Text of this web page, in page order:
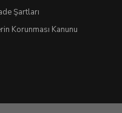
Şartları
Korunması Kanunu